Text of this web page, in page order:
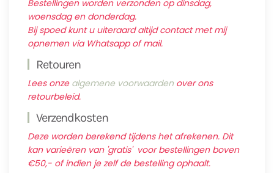
Bestellingen worden verzonden op dinsdag,
woensdag en donderdag.
Bij spoed kunt u uiteraard altijd contact met mij
opnemen via Whatsapp of mail.
Retouren
Lees onze algemene voorwaarden over ons
retourbeleid.
Verzendkosten
Deze worden berekend tijdens het afrekenen. Dit
kan varieëren van 'gratis' voor bestellingen boven
€50,- of indien je zelf de bestelling ophaalt.